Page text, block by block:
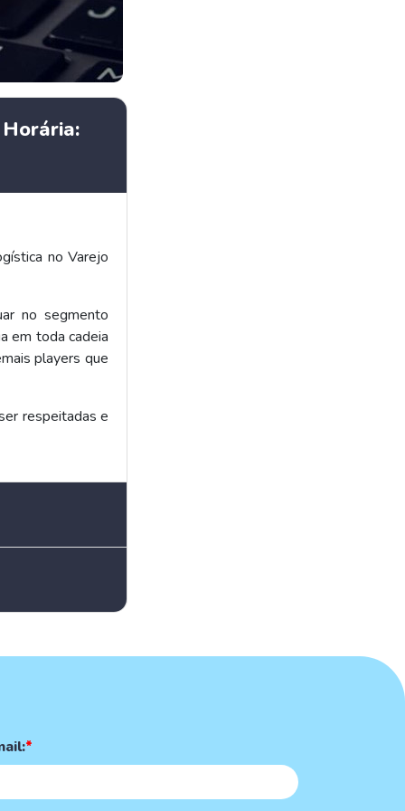
no Varejo
no segmento
em toda cadeia
players que
respeitadas e
*